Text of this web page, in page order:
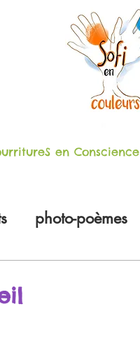
en Conscience
photo-poèmes